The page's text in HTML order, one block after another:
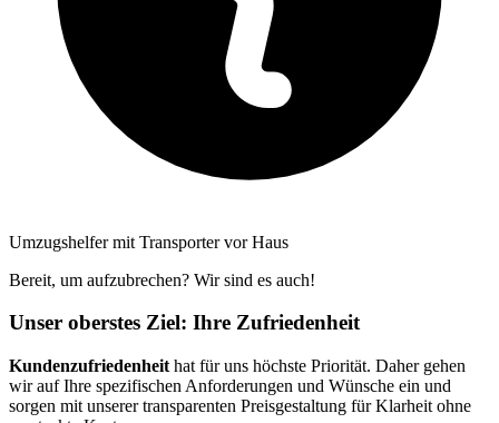
Umzugshelfer mit Transporter vor Haus
Bereit, um aufzubrechen? Wir sind es auch!
Unser oberstes Ziel: Ihre Zufriedenheit
Kundenzufriedenheit hat für uns höchste Priorität. Daher gehen
wir auf Ihre spezifischen Anforderungen und Wünsche ein und
sorgen mit unserer transparenten Preisgestaltung für Klarheit ohne